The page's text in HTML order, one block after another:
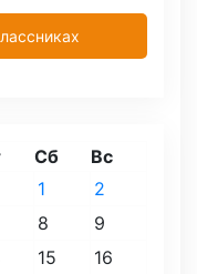
Сб Вс
1
2
8
9
15
16